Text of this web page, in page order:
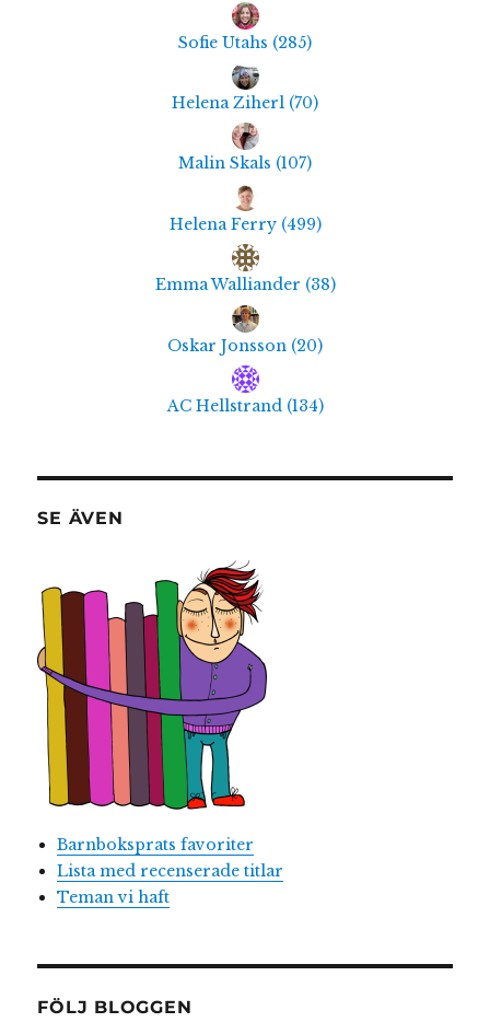
Sofie Utahs (285)
Helena Ziherl (70)
Malin Skals (107)
Helena Ferry (499)
Emma Walliander (38)
Oskar Jonsson (20)
AC Hellstrand (134)
SE ÄVEN
Barnboksprats favoriter
Lista med recenserade titlar
Teman vi haft
FÖLJ BLOGGEN